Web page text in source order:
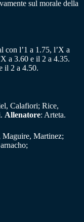
sul morale della
con l’1 a 1.75, l’X a
a 3.60 e il 2 a 4.35.
il 2 a 4.50.
Calafiori; Rice,
Allenatore: Arteta.
Maguire, Martinez;